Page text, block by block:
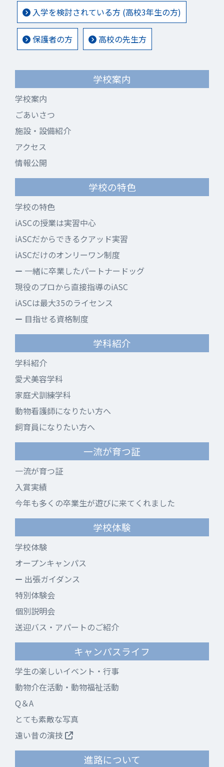
入学を検討されている方 (高校3年生の方)
保護者の方 高校の先生方
学校案内
学校案内
ごあいさつ
施設・設備紹介
アクセス
情報公開
学校の特色
学校の特色
iASCの授業は実習中心
iASCだからできるクアッド実習
iASCだけのオンリーワン制度
一緒に卒業したパートナードッグ
現役のプロから直接指導のiASC
iASCは最大35のライセンス
目指せる資格制度
学科紹介
学科紹介
愛犬美容学科
家庭犬訓練学科
動物看護師になりたい方へ
飼育員になりたい方へ
一流が育つ証
一流が育つ証
入賞実績
今年も多くの卒業生が遊びに来てくれました
学校体験
学校体験
オープンキャンパス
出張ガイダンス
特別体験会
個別説明会
送迎バス・アパートのご紹介
キャンパスライフ
学生の楽しいイベント・行事
動物介在活動・動物福祉活動
Q＆A
とても素敵な写真
遠い昔の演技
進路について